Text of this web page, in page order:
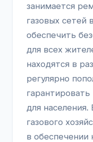
занимается
газовых сетей
обеспечить
для всех
находятся в
регулярно
для
газового
в обеспечении